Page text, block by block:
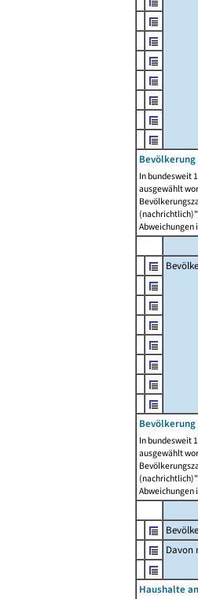
In bundesweit
ausgewählt
Abweichungen
In bundesweit
ausgewählt
Abweichungen
Davon
Haushalte